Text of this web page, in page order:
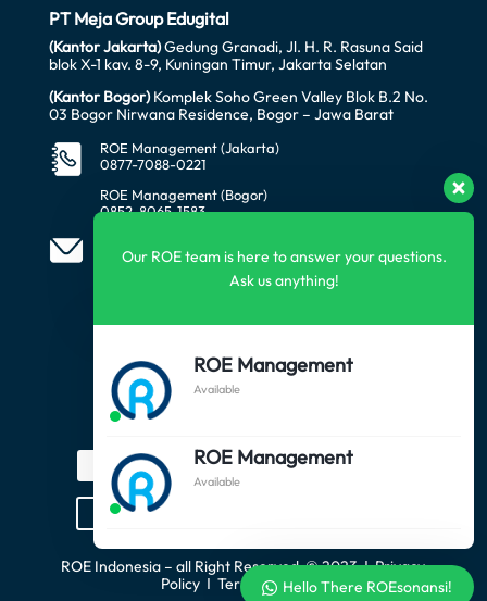
PT Meja Group Edugital
(Kantor Jakarta)Gedung Granadi, Jl. H. R. Rasuna Said
blok X-1 kav. 8-9, Kuningan Timur, Jakarta Selatan
(Kantor Bogor)Komplek Soho Green Valley Blok B.2 No.
03 Bogor Nirwana Residence, Bogor – Jawa Barat
ROE Management (Jakarta)
0877-7088-0221
ROE Management (Bogor)
0852-8065-1583
manager@roeindonesia.co.id
ROE Indonesia – all Right Reserved© 2023 Ι Privacy
Policy Ι Term of Service
Our ROE team is here to answer your questions.
Ask us anything!
ROE Management
Available
ROE Management
Available
Hello There ROEsonansi!